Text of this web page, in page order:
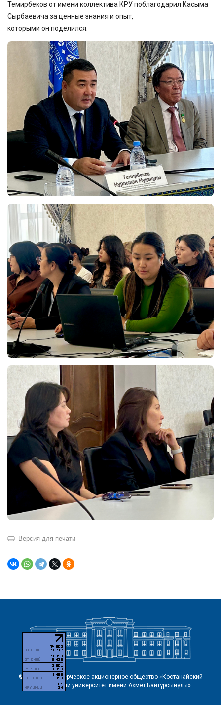
Темирбеков от имени коллектива КРУ поблагодарил Касыма
Сырбаевича за ценные знания и опыт,
которыми он поделился.
Версия для печати
© 2026 Некоммерческое акционерное общество «Костанайский
региональный университет имени Ахмет Байтұрсынұлы»